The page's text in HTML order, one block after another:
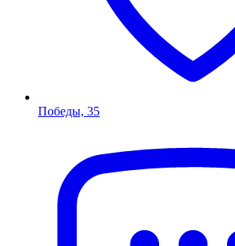
Победы, 35